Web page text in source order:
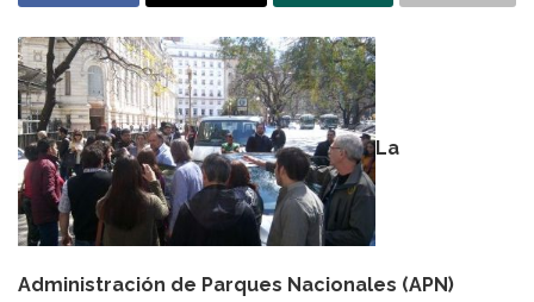
La
Administración de Parques Nacionales (APN)